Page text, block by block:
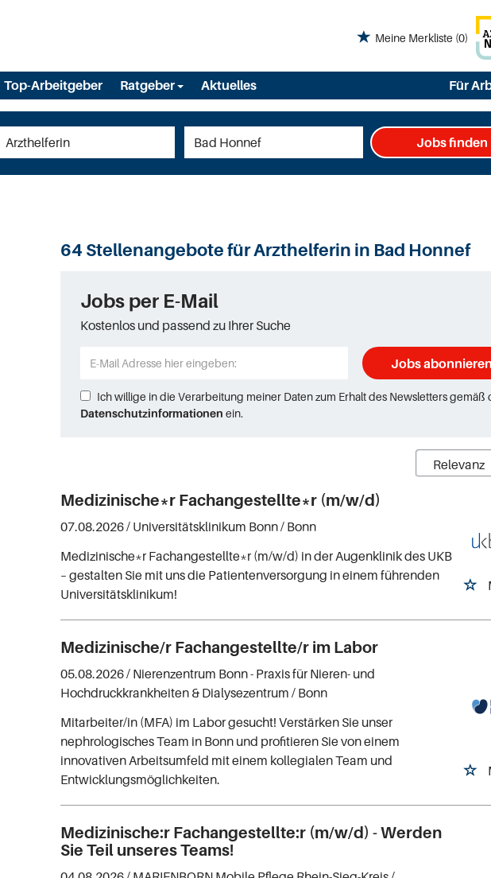
Meine Merkliste (0)
Top-Arbeitgeber Ratgeber Aktuelles Für
Jobs finden
64 Stellenangebote für Arzthelferin in Bad Honnef
Jobs per E-Mail
Kostenlos und passend zu Ihrer Suche
Jobs abonnieren
Ich willige in die Verarbeitung meiner Daten zum Erhalt des Newsletters gemäß
Datenschutzinformationen ein.
Medizinische*r Fachangestellte*r (m/w/d)
07.08.2026 / Universitätsklinikum Bonn/ Bonn
Medizinische*r Fachangestellte*r (m/w/d) in der Augenklinik des UKB
– gestalten Sie mit uns die Patientenversorgung in einem führenden
Universitätsklinikum!
Medizinische/r Fachangestellte/r im Labor
05.08.2026 / Nierenzentrum Bonn - Praxis für Nieren- und
Hochdruckkrankheiten & Dialysezentrum / Bonn
Mitarbeiter/in (MFA) im Labor gesucht! Verstärken Sie unser
nephrologisches Team in Bonn und profitieren Sie von einem
innovativen Arbeitsumfeld mit einem kollegialen Team und
Entwicklungsmöglichkeiten.
Medizinische:r Fachangestellte:r (m/w/d) - Werden
Sie Teil unseres Teams!